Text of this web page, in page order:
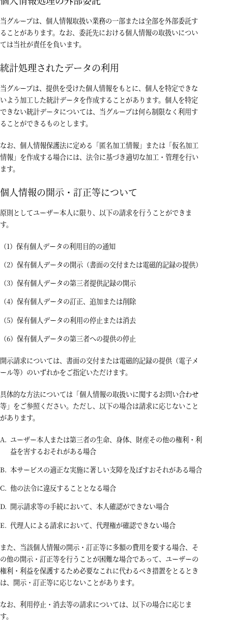
当グループは、個人情報取扱い業務の一部または全部を外部委託す
ることがあります。なお、委託先における個人情報の取扱いについ
ては当社が責任を負います。
統計処理されたデータの利用
当グループは、提供を受けた個人情報をもとに、個人を特定できな
いよう加工した統計データを作成することがあります。個人を特定
できない統計データについては、当グループは何ら制限なく利用す
ることができるものとします。
なお、個人情報保護法に定める「匿名加工情報」または「仮名加工
情報」を作成する場合には、法令に基づき適切な加工・管理を行い
ます。
個人情報の開示・訂正等について
原則としてユーザー本人に限り、以下の請求を行うことができま
す。
保有個人データの利用目的の通知
保有個人データの開示（書面の交付または電磁的記録の提供）
保有個人データの第三者提供記録の開示
保有個人データの訂正、追加または削除
保有個人データの利用の停止または消去
保有個人データの第三者への提供の停止
開示請求については、書面の交付または電磁的記録の提供（電子メ
ール等）のいずれかをご指定いただけます。
具体的な方法については「個人情報の取扱いに関するお問い合わせ
等」をご参照ください。ただし、以下の場合は請求に応じないこと
があります。
ユーザー本人または第三者の生命、身体、財産その他の権利・利
益を害するおそれがある場合
本サービスの適正な実施に著しい支障を及ぼすおそれがある場合
他の法令に違反することとなる場合
開示請求等の手続において、本人確認ができない場合
代理人による請求において、代理権が確認できない場合
また、当該個人情報の開示・訂正等に多額の費用を要する場合、そ
の他の開示・訂正等を行うことが困難な場合であって、ユーザーの
権利・利益を保護するため必要なこれに代わるべき措置をとるとき
は、開示・訂正等に応じないことがあります。
なお、利用停止・消去等の請求については、以下の場合に応じま
す。